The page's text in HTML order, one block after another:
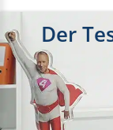
Heizung
Wärmepumpe
Klima
Der